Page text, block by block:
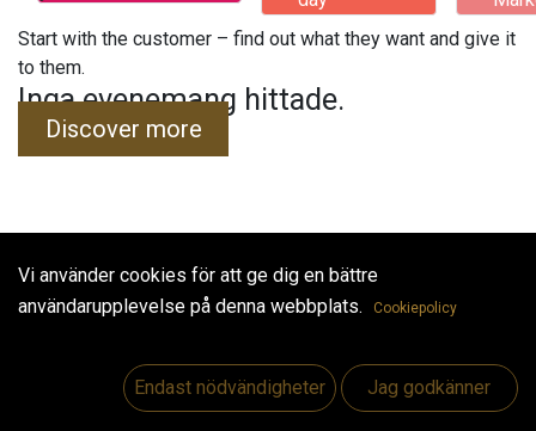
Inga evenemang hittade.
Useful Links
Start with the customer – find out what they want and give it
to them.
Discover more
Vi använder cookies för att ge dig en bättre
användarupplevelse på denna webbplats.
Cookiepolicy
Endast nödvändigheter Jag godkänner